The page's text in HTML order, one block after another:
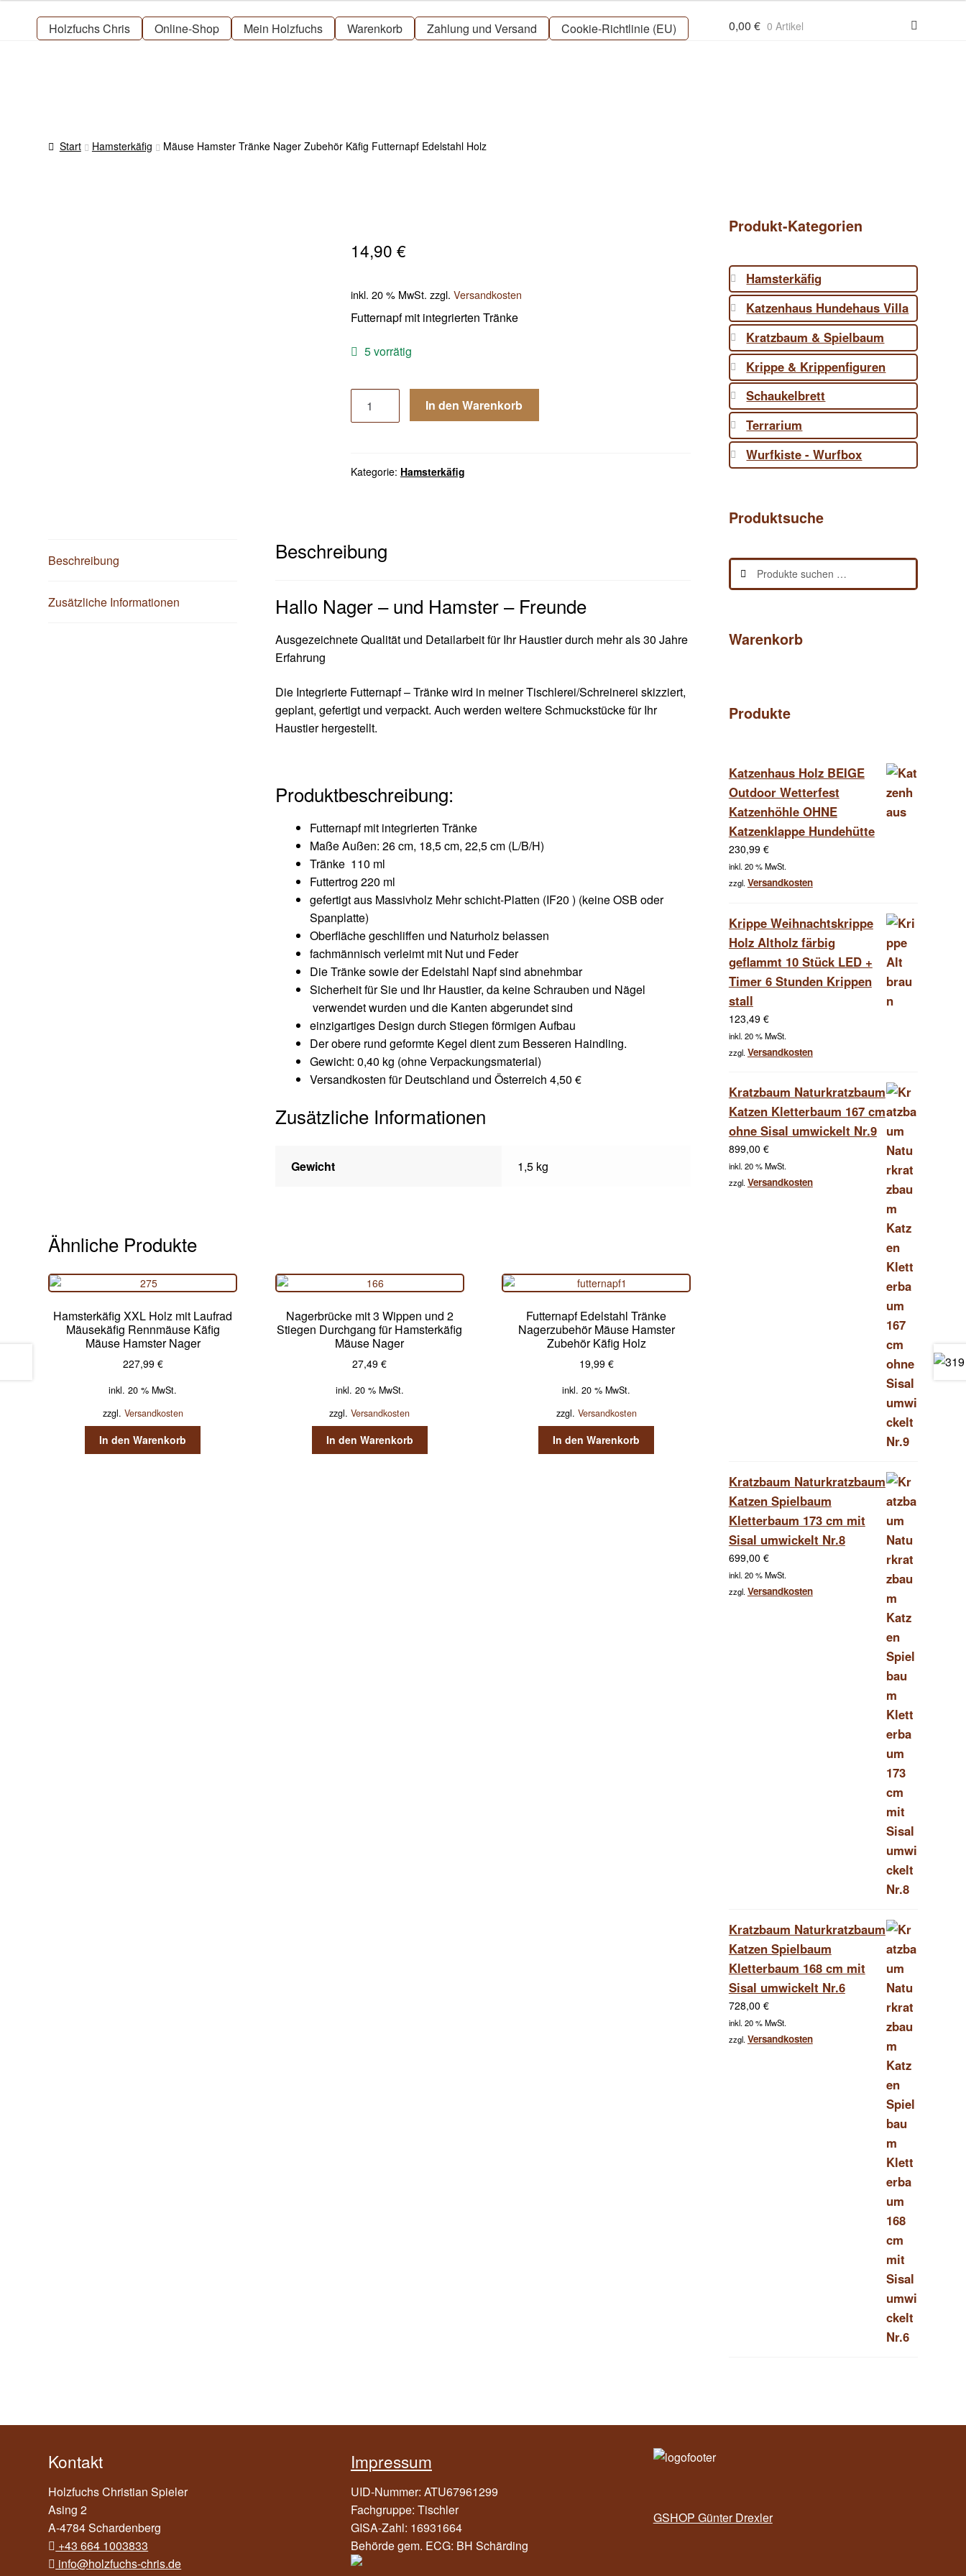
Navigation
springen
Inhalt
springen
Holzfuchs Chris Online-Shop Mein Holzfuchs Warenkorb Zahlung und Versand Cookie-Richtlinie (EU) 0,00 € 0 Artikel
Start Hamsterkäfig Mäuse Hamster Tränke Nager Zubehör Käfig Futternapf Edelstahl Holz
14,90 €
inkl. 20 % MwSt. zzgl. Versandkosten
Futternapf mit integrierten Tränke
5 vorrätig
Hamster
Zubehör
Holz
Menge
In den Warenkorb
Kategorie: Hamsterkäfig
Beschreibung
Zusätzliche Informationen
Beschreibung
Hallo Nager – und Hamster – Freunde
Ausgezeichnete Qualität und Detailarbeit für Ihr Haustier durch mehr als 30 Jahre
Erfahrung
Die Integrierte Futternapf – Tränke wird in meiner Tischlerei/Schreinerei skizziert,
geplant, gefertigt und verpackt. Auch werden weitere Schmuckstücke für Ihr
Haustier hergestellt.
Produktbeschreibung:
Futternapf mit integrierten Tränke
Maße Außen: 26 cm, 18,5 cm, 22,5 cm (L/B/H)
Tränke 110 ml
Futtertrog 220 ml
gefertigt aus Massivholz Mehr schicht-Platten (IF20 ) (keine OSB oder
Spanplatte)
Oberfläche geschliffen und Naturholz belassen
fachmännisch verleimt mit Nut und Feder
Die Tränke sowie der Edelstahl Napf sind abnehmbar
Sicherheit für Sie und Ihr Haustier, da keine Schrauben und Nägel
verwendet wurden und die Kanten abgerundet sind
einzigartiges Design durch Stiegen förmigen Aufbau
Der obere rund geformte Kegel dient zum Besseren Haindling.
Gewicht: 0,40 kg (ohne Verpackungsmaterial)
Versandkosten für Deutschland und Österreich 4,50 €
Zusätzliche Informationen
Gewicht 1,5 kg
Ähnliche Produkte
Hamsterkäfig XXL Holz mit Laufrad
Mäusekäfig Rennmäuse Käfig
Mäuse Hamster Nager
227,99 €
inkl. 20 % MwSt.
zzgl. Versandkosten
In den Warenkorb
Nagerbrücke mit 3 Wippen und 2
Stiegen Durchgang für Hamsterkäfig
Mäuse Nager
27,49€
inkl. 20 % MwSt.
zzgl.Versandkosten
In den Warenkorb
Futternapf Edelstahl Tränke
Nagerzubehör Mäuse Hamster
Zubehör Käfig Holz
19,99 €
inkl. 20 % MwSt.
zzgl. Versandkosten
In den Warenkorb
Produkt-Kategorien
Hamsterkäfig
Katzenhaus Hundehaus Villa
Kratzbaum & Spielbaum
Krippe & Krippenfiguren
Schaukelbrett
Terrarium
Wurfkiste - Wurfbox
Produktsuche
nach:
Warenkorb
Produkte
Katzenhaus Holz BEIGE
Outdoor Wetterfest
Katzenhöhle OHNE
Katzenklappe Hundehütte
230,99 €
inkl. 20 % MwSt.
zzgl.Versandkosten
Krippe Weihnachtskrippe
Holz Altholz färbig
geflammt 10 Stück LED +
Timer 6 Stunden Krippen
stall
123,49 €
inkl. 20 % MwSt.
zzgl. Versandkosten
Kratzbaum Naturkratzbaum
Katzen Kletterbaum 167 cm
ohne Sisal umwickelt Nr.9
899,00 €
inkl. 20 % MwSt.
zzgl.Versandkosten
Kratzbaum Naturkratzbaum
Katzen Spielbaum
Kletterbaum 173 cm mit
Sisal umwickelt Nr.8
699,00 €
inkl. 20 % MwSt.
zzgl.Versandkosten
Kratzbaum Naturkratzbaum
Katzen Spielbaum
Kletterbaum 168 cm mit
Sisal umwickelt Nr.6
728,00 €
inkl. 20 % MwSt.
zzgl.Versandkosten
Kontakt
Holzfuchs Christian Spieler
Asing 2
A-4784 Schardenberg
+43 664 1003833
info@holzfuchs-chris.de
Impressum
UID-Nummer: ATU67961299
Fachgruppe: Tischler
GISA-Zahl: 16931664
Behörde gem. ECG: BH Schärding
GSHOP Günter Drexler